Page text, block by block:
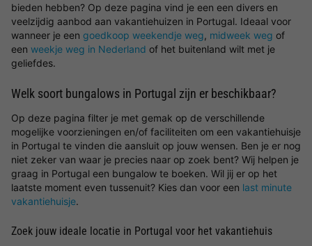
bieden hebben? Op deze pagina vind je een een divers en
veelzijdig aanbod aan vakantiehuizen in Portugal. Ideaal voor
wanneer je een goedkoop weekendje weg, midweek weg of
een weekje weg in Nederland of het buitenland wilt met je
geliefdes.
Welk soort bungalows in Portugal zijn er beschikbaar?
Op deze pagina filter je met gemak op de verschillende
mogelijke voorzieningen en/of faciliteiten om een vakantiehuisje
in Portugal te vinden die aansluit op jouw wensen. Ben je er nog
niet zeker van waar je precies naar op zoek bent? Wij helpen je
graag in Portugal een bungalow te boeken. Wil jij er op het
laatste moment even tussenuit? Kies dan voor een last minute
vakantiehuisje.
Zoek jouw ideale locatie in Portugal voor het vakantiehuis